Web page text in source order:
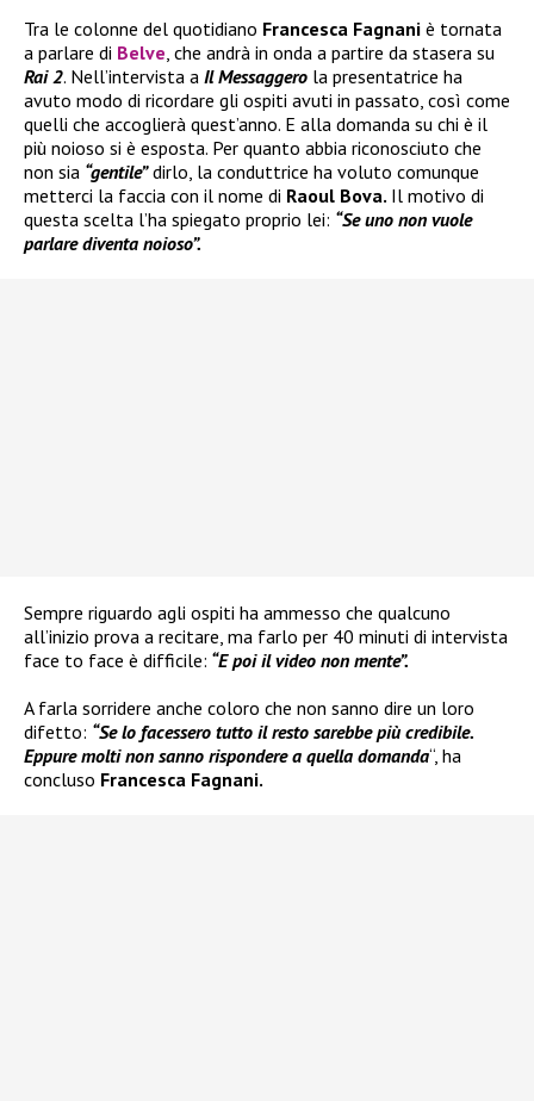
Tra le colonne del quotidiano Francesca Fagnani è tornata
a parlare di Belve, che andrà in onda a partire da stasera su
Rai 2. Nell’intervista a Il Messaggero la presentatrice ha
avuto modo di ricordare gli ospiti avuti in passato, così come
quelli che accoglierà quest’anno. E alla domanda su chi è il
più noioso si è esposta. Per quanto abbia riconosciuto che
non sia “gentile”dirlo, la conduttrice ha voluto comunque
metterci la faccia con il nome di Raoul Bova. Il motivo di
questa scelta l’ha spiegato proprio lei: “Se uno non vuole
parlare diventa noioso”.
Sempre riguardo agli ospiti ha ammesso che qualcuno
all’inizio prova a recitare, ma farlo per 40 minuti di intervista
face to face è difficile: “E poi il video non mente”.
A farla sorridere anche coloro che non sanno dire un loro
difetto: “Se lo facessero tutto il resto sarebbe più credibile.
Eppure molti non sanno rispondere a quella domanda“, ha
concluso Francesca Fagnani.